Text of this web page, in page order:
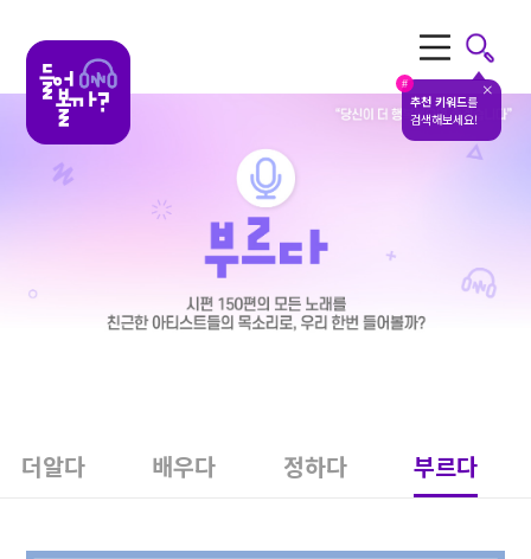
#
추천 키워드를
검색해보세요!
더알다 배우다 정하다 부르다